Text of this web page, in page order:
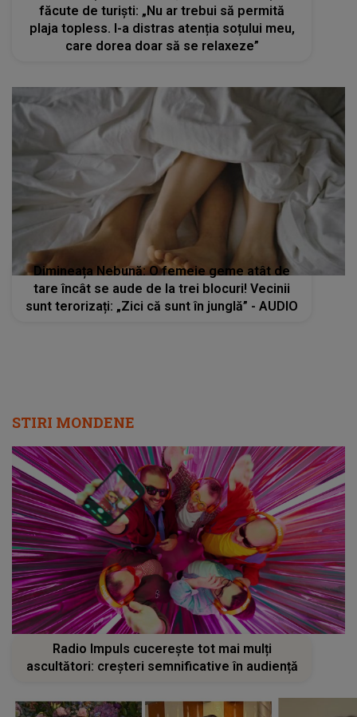
făcute de turiști: „Nu ar trebui să permită
plaja topless. I-a distras atenția soțului meu,
care dorea doar să se relaxeze”
Dimineața Nebună: O femeie geme atât de
tare încât se aude de la trei blocuri! Vecinii
sunt terorizați: „Zici că sunt în junglă” - AUDIO
STIRI MONDENE
Radio Impuls cucerește tot mai mulți
ascultători: creșteri semnificative în audiență